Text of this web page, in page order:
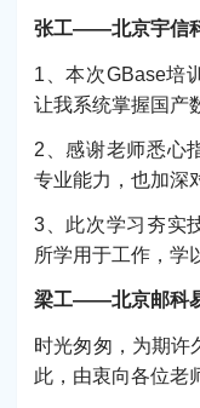
张工——北京宇信
1、本次GBase培
让我系统掌握国产
2、感谢老师悉心
专业能力，也加深
3、此次学习夯实
所学用于工作，学
梁工——北京邮科
时光匆匆，为期许
此，由衷向各位老